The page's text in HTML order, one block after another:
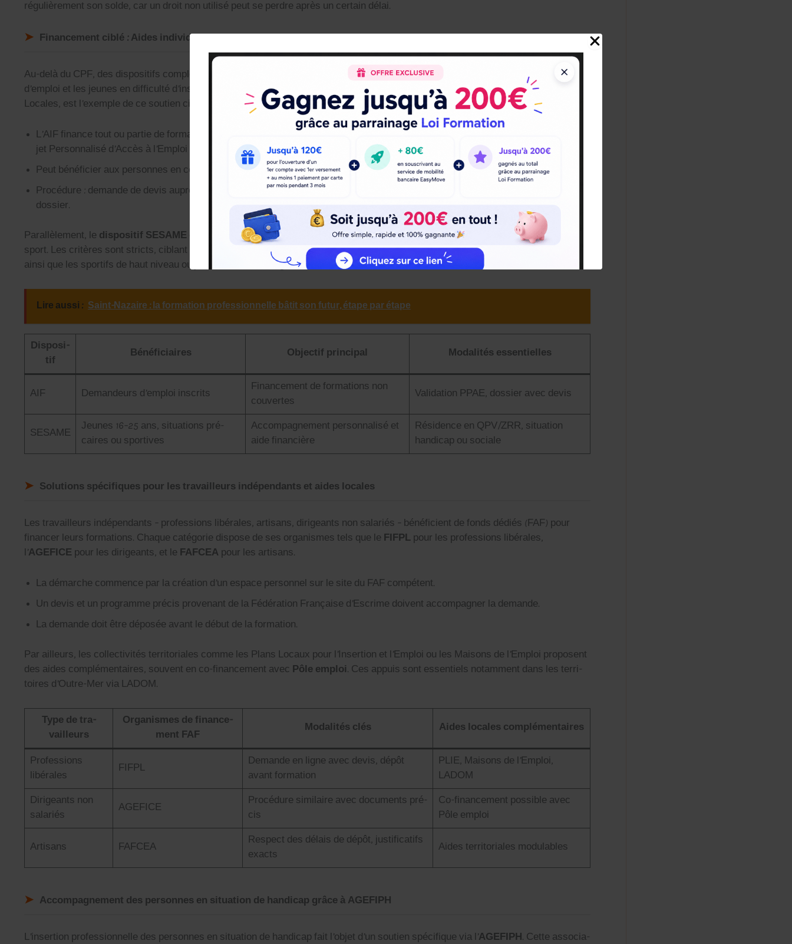
régulière­ment son sol­de, car un droit non util­isé peut se per­dre après un cer­tain délai.
Financement ciblé : Aides individuelles et dispositifs territoriaux pour 2025
Au-delà du CPF, des dis­posi­tifs com­plé­men­taires per­me­t­tent de cou­vrir les besoins spé­ci­fiques, notam­ment pour les deman­deurs
d’emploi et les jeunes en dif­fi­culté d’insertion. L’
Aide Indi­vidu­elle à la For­ma­tion (AIF) , gérée par France Tra­vailet les Mis­sions
Locales, est l’exemple de ce sou­tien ciblé.
L’AIF finance tout ou par­tie de for­ma­tions non pris­es en charge par d’autres dis­posi­tifs, sous con­di­tion de val­i­da­tion dans le Pro­
jet Per­son­nal­isé d’Accès à l’Emploi (PPAE).
Peut béné­fici­er aux per­son­nes en con­trats de reclasse­ment, en tran­si­tion pro­fes­sion­nelle ou en par­cours d’insertion.
Procé­dure : demande de devis auprès de la Fédéra­tion Française d’Escrime, val­i­da­tion par con­seiller France Tra­vail, et dépôt du
dossier.
Par­al­lèle­ment, le dis­posi­tif SESAME offre aux jeunes de 16 à 25 ans un accom­pa­g­ne­ment vers la qual­i­fi­ca­tion dans les métiers du
sport. Les critères sont stricts, ciblant par­ti­c­ulière­ment les rési­dents en Quartiers Pri­or­i­taires ou Zones de Revi­tal­i­sa­tion Rurale,
ain­si que les sportifs de haut niveau ou jeunes en décrochage.
Lire aussi : Saint-Nazaire : la formation professionnelle bâtit son futur, étape par étape
Dis­posi­
tif
Béné­fi­ci­aires Objec­tif prin­ci­pal Modal­ités essen­tielles
AIF Deman­deurs d’emploi inscrits
Finance­ment de for­ma­tions non
cou­vertes
Val­i­da­tion PPAE, dossier avec devis
SESAME
Jeunes 16–25 ans, sit­u­a­tions pré­
caires ou sportives
Accom­pa­g­ne­ment per­son­nal­isé et
aide finan­cière
Rési­dence en QPV/ZRR, sit­u­a­tion
hand­i­cap ou sociale
Solutions spécifiques pour les travailleurs indépendants et aides locales
Les tra­vailleurs indépen­dants – pro­fes­sions libérales, arti­sans, dirigeants non salariés – béné­fi­cient de fonds dédiés (FAF) pour
financer leurs for­ma­tions. Chaque caté­gorie dis­pose de ses organ­ismes tels que le FIFPL pour les pro­fes­sions libérales,
l’AGEFICE pour les dirigeants, et le FAFCEA pour les arti­sans.
La démarche com­mence par la créa­tion d’un espace per­son­nel sur le site du FAF com­pé­tent.
Un devis et un pro­gramme pré­cis provenant de la Fédéra­tion Française d’Escrime doivent accom­pa­g­n­er la demande.
La demande doit être déposée avant le début de la for­ma­tion.
Par ailleurs, les col­lec­tiv­ités ter­ri­to­ri­ales comme les Plans Locaux pour l’Insertion et l’Emploi ou les Maisons de l’Emploi pro­posent
des aides com­plé­men­taires, sou­vent en co-finance­ment avec Pôle emploi. Ces appuis sont essen­tiels notam­ment dans les ter­ri­
toires d’Outre-Mer via LADOM.
Type de tra­
vailleurs
Organ­ismes de finance­
ment FAF
Modal­ités clés Aides locales com­plé­men­taires
Pro­fes­sions
libérales
FIFPL
Demande en ligne avec devis, dépôt
avant for­ma­tion
PLIE, Maisons de l’Emploi,
LADOM
Dirigeants non
salariés
AGEFICE
Procé­dure sim­i­laire avec doc­u­ments pré­
cis
Co-finance­ment pos­si­ble avec
Pôle emploi
Arti­sans FAFCEA
Respect des délais de dépôt, jus­ti­fi­cat­ifs
exacts
Aides ter­ri­to­ri­ales mod­u­la­bles
Accompagnement des personnes en situation de handicap grâce à AGEFIPH
L’insertion pro­fes­sion­nelle des per­son­nes en sit­u­a­tion de hand­i­cap fait l’objet d’un sou­tien spé­ci­fique via l’AGEFIPH. Cette asso­ci­a­